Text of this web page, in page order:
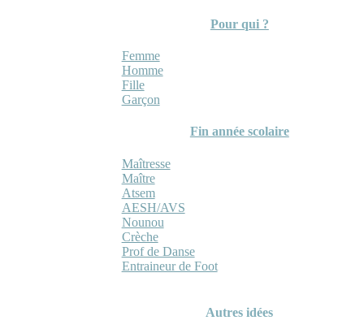
Pour qui ?
Femme
Homme
Fille
Garçon
Fin année scolaire
Maîtresse
Maître
Atsem
AESH/AVS
Nounou
Crèche
Prof de Danse
Entraineur de Foot
Autres idées